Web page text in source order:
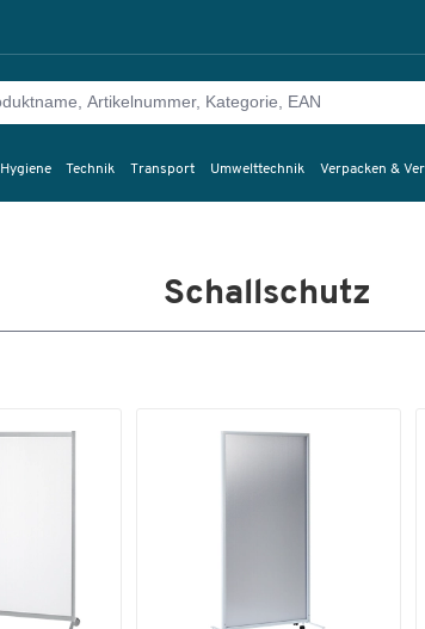
Technik Transport Umwelttechnik Verpacken &
Schallschutz